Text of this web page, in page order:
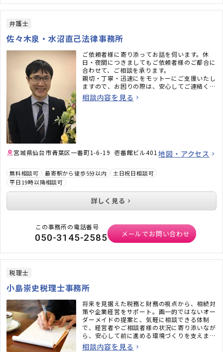
弁護士
佐々木泉・水沼直己法律事務所
ご依頼者様に寄り添ってお話を伺います。休
日・夜間につきましてもご依頼者様のご都合に
合わせて、ご相談を承ります。
親切・丁寧・迅速にをモットーにご支援いたし
ますので、お困りの際は、安心してご連絡くだ
さい。
相談内容を見る
宮城県仙台市青葉区一番町1-6-19 壱番館ビル401 地図・アクセス
無料相談可 最寄駅から徒歩5分以内
土日祝日相談可
平日19時以降相談可
詳しく見る
この事務所の電話番号
050-3145-2585 メールでお問い合わせ
税理士
小島崇史税理士事務所
将来を見据えた税務と財務の視点から、相続対
策や企業経営をサポート。画一的ではないオー
ダーメイドの提案と、気軽に相談できる体制
で、経営者やご相談者様の状況に寄り添いなが
ら、安心して前に進める環境づくりを支えま
す。
相談内容を見る